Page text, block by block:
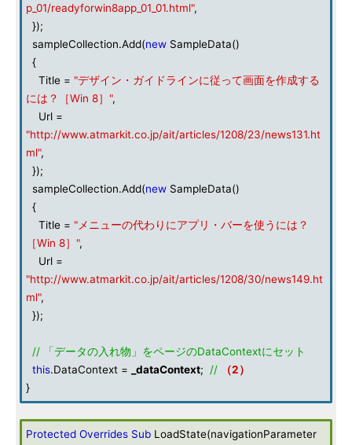
p_01/readyforwin8app_01_01.html",
});
sampleCollection.Add(new SampleData()
{
Title = "デザイン・ガイドラインに従って画面を作成する
には？［Win 8］",
Url =
"http://www.atmarkit.co.jp/ait/articles/1208/23/news131.ht
ml",
});
sampleCollection.Add(new SampleData()
{
Title = "メニューの代わりにアプリ・バーを使うには？
［Win 8］",
Url =
"http://www.atmarkit.co.jp/ait/articles/1208/30/news149.ht
ml",
});
// 「データの入れ物」をページのDataContextにセット
this.DataContext = _dataContext; //
（2）
}
Protected Overrides Sub LoadState(navigationParameter